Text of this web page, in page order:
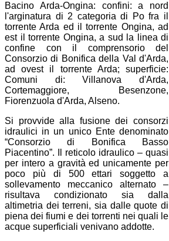
Bacino Arda-Ongina: confini: a nord
l'arginatura di 2 categoria di Po fra il
torrente Arda ed il torrente Ongina, ad
est il torrente Ongina, a sud la linea di
confine con il comprensorio del
Consorzio di Bonifica della Val d'Arda,
ad ovest il torrente Arda; superficie:
Comuni di: Villanova d'Arda,
Cortemaggiore, Besenzone,
Fiorenzuola d'Arda, Alseno.
Si provvide alla fusione dei consorzi
idraulici in un unico Ente denominato
“Consorzio di Bonifica Basso
Piacentino”. Il reticolo idraulico – quasi
per intero a gravità ed unicamente per
poco più di 500 ettari soggetto a
sollevamento meccanico alternato –
risultava condizionato sia dalla
altimetria dei terreni, sia dalle quote di
piena dei fiumi e dei torrenti nei quali le
acque superficiali venivano addotte.